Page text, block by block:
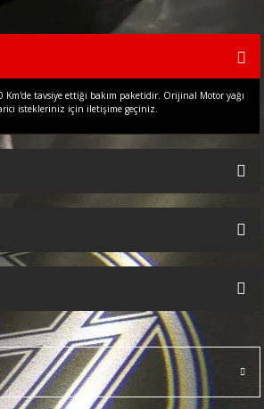
Km'de tavsiye ettiği bakım paketidir. Orijinal Motor yağı
istekleriniz için iletişime geçiniz.
ilk yorumu siz yapın!
ürün açıklamalarında ve diğer
noktaları öneri formunu kullanarak
teşekkür ederiz.